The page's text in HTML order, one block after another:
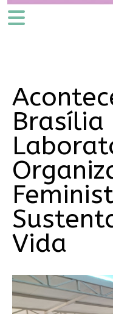
Brasília
Vida